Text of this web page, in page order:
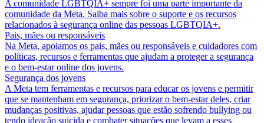
A comunidade LGBTQIA+ sempre foi uma parte importante da
comunidade da Meta. Saiba mais sobre o suporte e os recursos
relacionados à segurança online das pessoas LGBTQIA+.
Pais, mães ou responsáveis
Na Meta, apoiamos os pais, mães ou responsáveis e cuidadores com
políticas, recursos e ferramentas que ajudam a proteger a segurança
e o bem-estar online dos jovens.
Segurança dos jovens
A Meta tem ferramentas e recursos para educar os jovens e permitir
que se mantenham em segurança, priorizar o bem-estar deles, criar
mudanças positivas, ajudar pessoas que estão sofrendo bullying ou
tendo ideação suicida e combater situações que levam a esses